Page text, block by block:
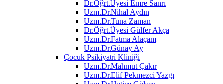
Dr.Öğrt.Üyesi Emre Sanrı
Uzm.Dr.Nihal Aydın
Uzm.Dr.Tuna Zaman
Dr.Öğrt.Üyesi Gülfer Akça
Uzm.Dr.Fatma Alaçam
Uzm.Dr.Günay Ay
Çocuk Psikiyatri Kliniği
Uzm.Dr.Mahmut Çakır
Uzm.Dr.Elif Pekmezci Yazgı